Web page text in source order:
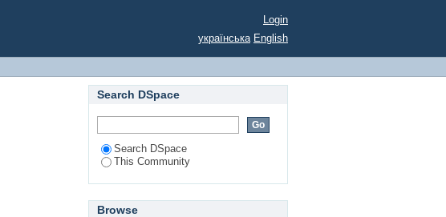
Login
українська English
Search DSpace
Search DSpace
This Community
Browse